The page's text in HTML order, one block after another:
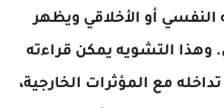
النفسي أو الأخلاقي ويظهر
التشويه يمكن قراءته
مع المؤثرات الخارجية،